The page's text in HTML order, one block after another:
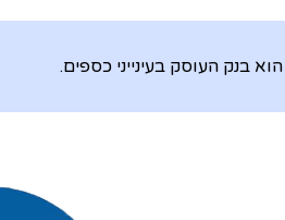
בנק העוסק בעינייני כספים.